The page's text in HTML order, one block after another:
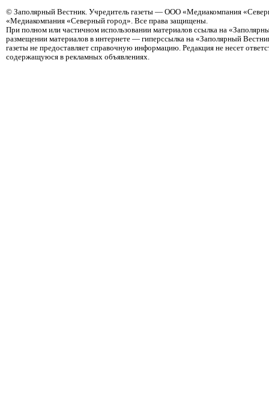
© Заполярный Вестник. Учредитель газеты — ООО «Медиакомпания
«Медиакомпания «Северный город». Все права защищены.
При полном или частичном использовании материалов ссылка на
размещении материалов в интернете — гиперссылка на «Заполярный
газеты не предоставляет справочную информацию. Редакция не несет
содержащуюся в рекламных объявлениях.